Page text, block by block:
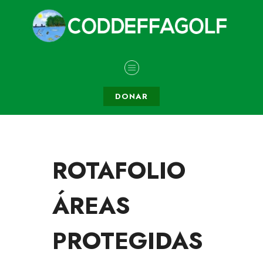
DONAR
ROTAFOLIO
ÁREAS
PROTEGIDAS